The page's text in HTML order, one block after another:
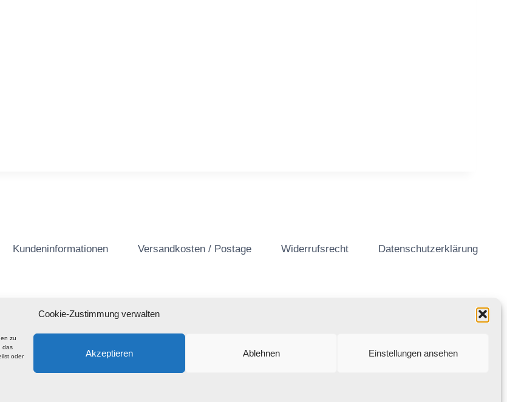
Cookie-Zustimmung verwalten
zu
das
oder
Akzeptieren Ablehnen Einstellungen ansehen
Kundeninformationen Versandkosten / Postage Widerrufsrecht Datenschutzerklärung